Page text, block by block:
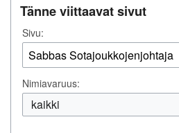
Tänne viittaavat sivut
Sivu:
Nimiavaruus:
kaikki